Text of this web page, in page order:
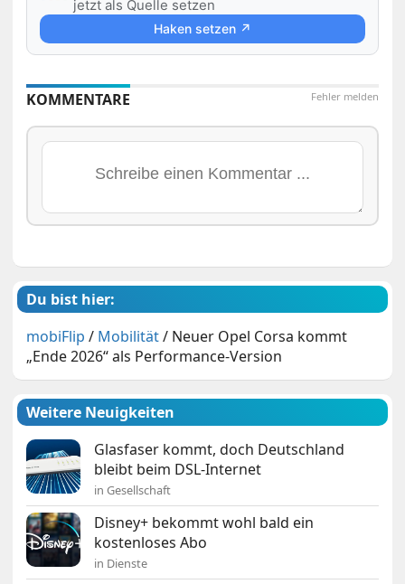
jetzt als Quelle setzen
Haken setzen ↗
Fehler melden
KOMMENTARE
Du bist hier:
mobiFlip / Mobilität/ Neuer Opel Corsa kommt
„Ende 2026“ als Performance-Version
Weitere Neuigkeiten
Glasfaser kommt, doch Deutschland
bleibt beim DSL-Internet
in Gesellschaft
Disney+ bekommt wohl bald ein
kostenloses Abo
in Dienste